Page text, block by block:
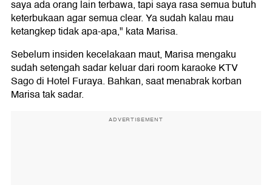
saya ada orang lain terbawa, tapi saya rasa semua butuh
keterbukaan agar semua clear. Ya sudah kalau mau
ketangkep tidak apa-apa," kata Marisa.
Sebelum insiden kecelakaan maut, Marisa mengaku
sudah setengah sadar keluar dari room karaoke KTV
Sago di Hotel Furaya. Bahkan, saat menabrak korban
Marisa tak sadar.
ADVERTISEMENT